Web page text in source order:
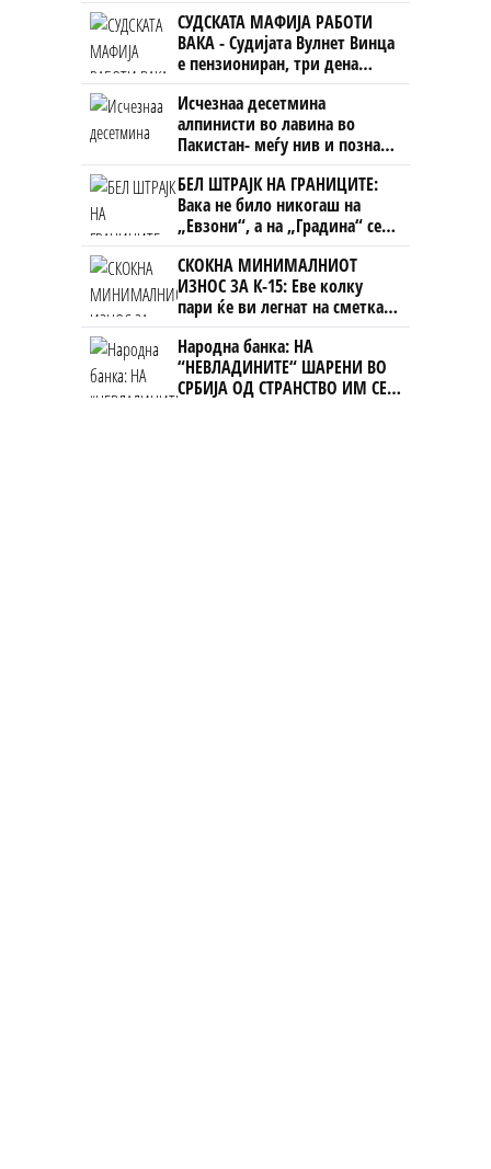
СУДСКАТА МАФИЈА РАБОТИ
ВАКА - Судијата Вулнет Винца
е пензиониран, три дена
откако му го врати пасошот
на бизнисменот Марковски
Исчезнаа десетмина
алпинисти во лавина во
Пакистан- меѓу нив и познат
Непалец
БЕЛ ШТРАЈК НА ГРАНИЦИТЕ:
Вака не било никогаш на
„Евзони“, а на „Градина“ се
чека и пет часа
СКОКНА МИНИМАЛНИОТ
ИЗНОС ЗА К-15: Еве колку
пари ќе ви легнат на сметка
годинава
Народна банка: НА
“НЕВЛАДИНИТЕ“ ШАРЕНИ ВО
СРБИЈА ОД СТРАНСТВО ИМ СЕ